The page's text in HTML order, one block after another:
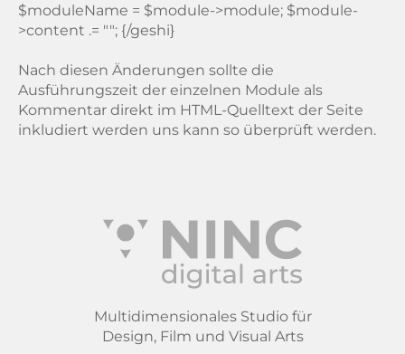
$moduleName = $module->module; $module-
>content .= ""; {/geshi}
Nach diesen Änderungen sollte die
Ausführungszeit der einzelnen Module als
Kommentar direkt im HTML-Quelltext der Seite
inkludiert werden uns kann so überprüft werden.
Multidimensionales Studio für
Design, Film und Visual Arts